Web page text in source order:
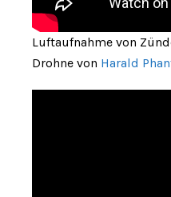
Luftaufnahme von
Drohne von Harald